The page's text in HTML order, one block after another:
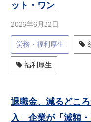
ット・ワン
2026年6月22日
労務・福利厚生
福利厚生
退職金、減るどこ
入」企業が「減額